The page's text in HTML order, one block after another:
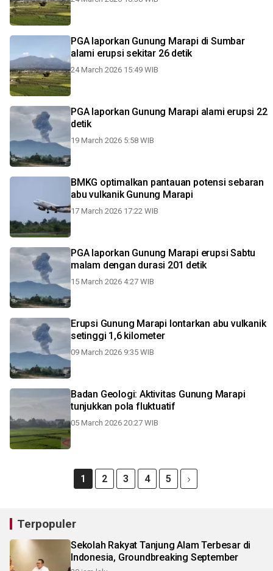
PGA laporkan Gunung Marapi di Sumbar
alami erupsi sekitar 26 detik
24 March 2026 15:49 WIB
PGA laporkan Gunung Marapi alami erupsi 22
detik
19 March 2026 5:58 WIB
BMKG optimalkan pantauan potensi sebaran
abu vulkanik Gunung Marapi
17 March 2026 17:22 WIB
PGA laporkan Gunung Marapi erupsi Sabtu
malam dengan durasi 201 detik
15 March 2026 4:27 WIB
Erupsi Gunung Marapi lontarkan abu vulkanik
setinggi 1,6 kilometer
09 March 2026 9:35 WIB
Badan Geologi: Aktivitas Gunung Marapi
tunjukkan pola fluktuatif
05 March 2026 20:27 WIB
1 2 3 4 5
Terpopuler
Sekolah Rakyat Tanjung Alam Terbesar di
Indonesia, Groundbreaking September